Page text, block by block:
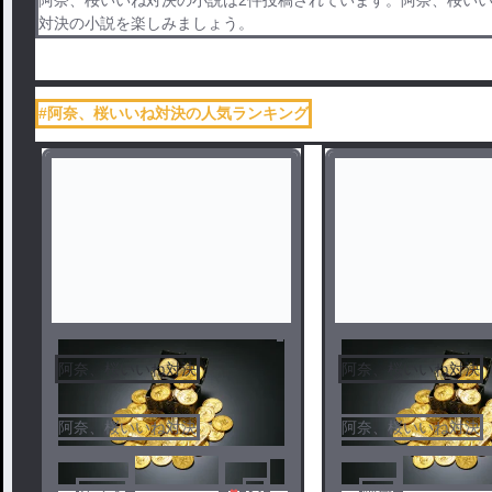
対決の小説を楽しみましょう。
#阿奈、桜いいね対決の人気ランキング
阿奈、桜いいね対決
阿奈、桜いいね対決
阿奈、桜いいね対決
阿奈、桜いいね対決